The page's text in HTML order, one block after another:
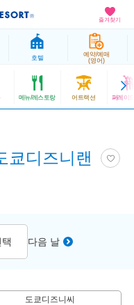
즐겨찾기
호텔
예약/예매
(영어)
메뉴/레스토랑 어트랙션 퍼레이
쿄디즈니랜
다음 날
도쿄디즈니씨